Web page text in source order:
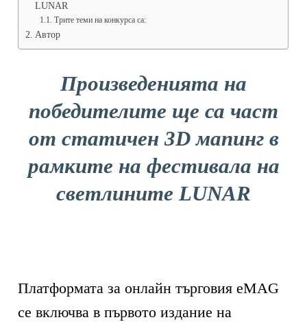
LUNAR
Трите теми на конкурса са:
Автор
Произведенията на
победителите ще са част
от статичен 3D мапинг в
рамките на фестивала на
светлините LUNAR
Платформата за онлайн търговия eMAG
се включва в първото издание на